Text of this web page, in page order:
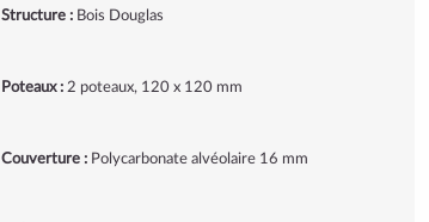
Structure :Bois Douglas
Poteaux :2 poteaux, 120 x 120 mm
Couverture :Polycarbonate alvéolaire 16 mm